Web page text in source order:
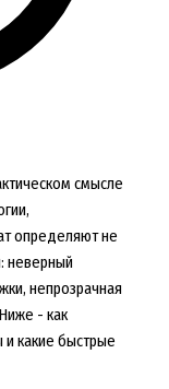
смысле
определяют не
неверный
непрозрачная
- как
какие быстрые